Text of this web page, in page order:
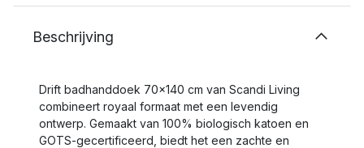
Beschrijving
Drift badhanddoek 70x140 cm van Scandi Living
combineert royaal formaat met een levendig
ontwerp. Gemaakt van 100% biologisch katoen en
GOTS-gecertificeerd, biedt het een zachte en